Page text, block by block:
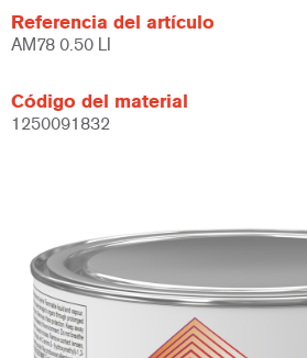
Referencia del artículo
AM78 0.50 LI
Código del material
1250091832